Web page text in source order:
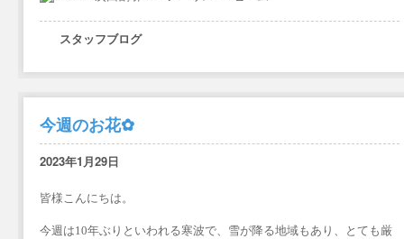
スタッフブログ
今週のお花✿
2023年1月29日
皆様こんにちは。
今週は10年ぶりといわれる寒波で、雪が降る地域もあり、とても厳